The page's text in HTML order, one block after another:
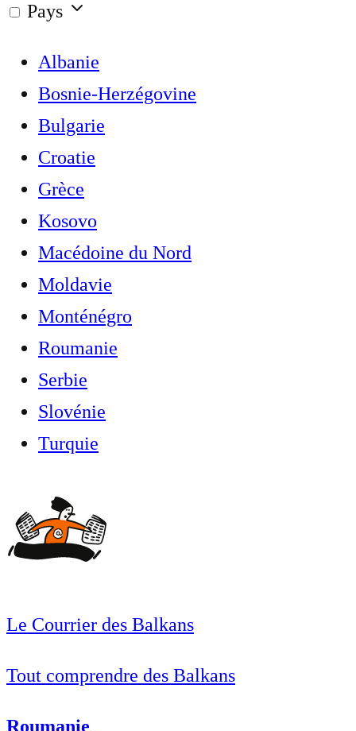
Pays
Albanie
Bosnie-Herzégovine
Bulgarie
Croatie
Grèce
Kosovo
Macédoine du Nord
Moldavie
Monténégro
Roumanie
Serbie
Slovénie
Turquie
Le Courrier des Balkans
Tout comprendre des Balkans
Roumanie